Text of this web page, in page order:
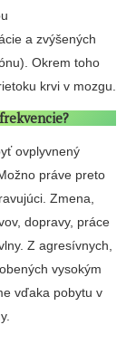
a zvýšených
Okrem toho
krvi v mozgu.
ovplyvnený
práve preto
Zmena,
dopravy, práce
Z agresívnych,
vysokým
vďaka pobytu v